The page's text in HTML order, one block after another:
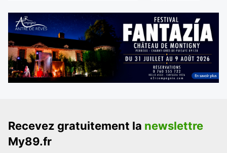
Recevez gratuitement la newslettre
My89.fr